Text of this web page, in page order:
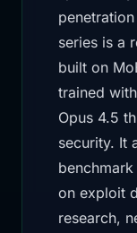
series is a
built on
trained
Opus 4.5
security. It
on exploit
research,